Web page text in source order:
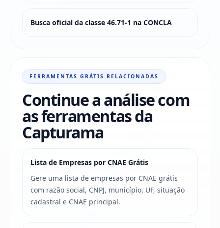
Busca oficial da classe 46.71-1 na CONCLA
FERRAMENTAS GRÁTIS RELACIONADAS
Continue a análise com
as ferramentas da
Capturama
Lista de Empresas por CNAE Grátis
Gere uma lista de empresas por CNAE grátis
com razão social, CNPJ, município, UF, situação
cadastral e CNAE principal.